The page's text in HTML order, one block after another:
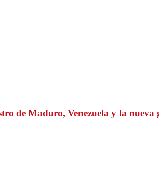
de Maduro, Venezuela y la nueva